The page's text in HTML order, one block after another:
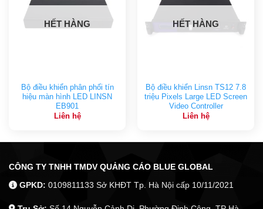
HẾT HÀNG
Bộ điều khiển phân phối tín
hiệu màn hình LED LINSN
EB901
Liên hệ
HẾT HÀNG
Bộ điều khiển Linsn TS12 7.8
triệu Pixels Large LED Screen
Video Controller
Liên hệ
CÔNG TY TNHH TMDV QUẢNG CÁO BLUE GLOBAL
GPKD: 0109811133 Sở KHĐT Tp. Hà Nội cấp 10/11/2021